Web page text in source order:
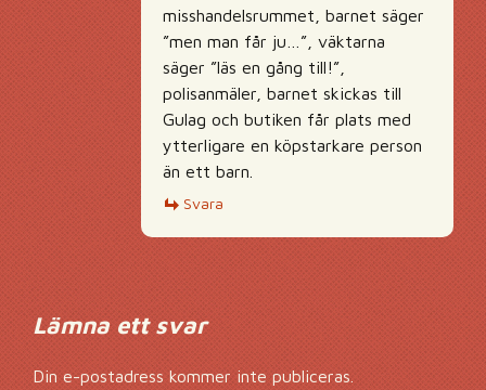
misshandelsrummet, barnet säger
”men man får ju…”, väktarna
säger ”läs en gång till!”,
polisanmäler, barnet skickas till
Gulag och butiken får plats med
ytterligare en köpstarkare person
än ett barn.
Svara
Lämna ett svar
Din e-postadress kommer inte publiceras.